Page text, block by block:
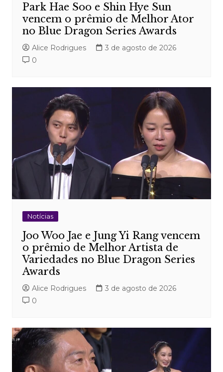
Park Hae Soo e Shin Hye Sun
vencem o prêmio de Melhor Ator
no Blue Dragon Series Awards
Alice Rodrigues
3 de agosto de 2026
0
Notícias
Joo Woo Jae e Jung Yi Rang vencem
o prêmio de Melhor Artista de
Variedades no Blue Dragon Series
Awards
Alice Rodrigues
3 de agosto de 2026
0